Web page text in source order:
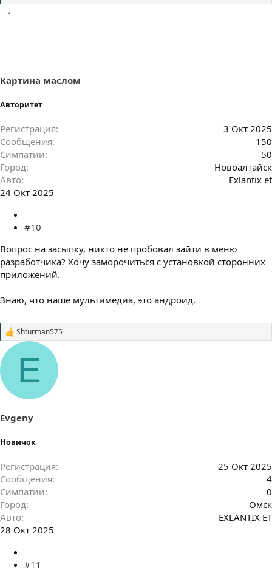
:
Картина маслом
Авторитет
Регистрация
3 Окт 2025
Сообщения
150
Симпатии
50
Город
Новоалтайск
Авто
Exlantix et
24 Окт 2025
#10
Вопрос на засыпку, никто не пробовал зайти в меню
разработчика? Хочу заморочиться с установкой сторонних
приложений.
Знаю, что наше мультимедиа, это андроид.
С
м
т
и
:
Shturman575
E
Evgeny
Новичок
Регистрация
25 Окт 2025
Сообщения
4
Симпатии
0
Город
Омск
Авто
EXLANTIX ET
28 Окт 2025
#11